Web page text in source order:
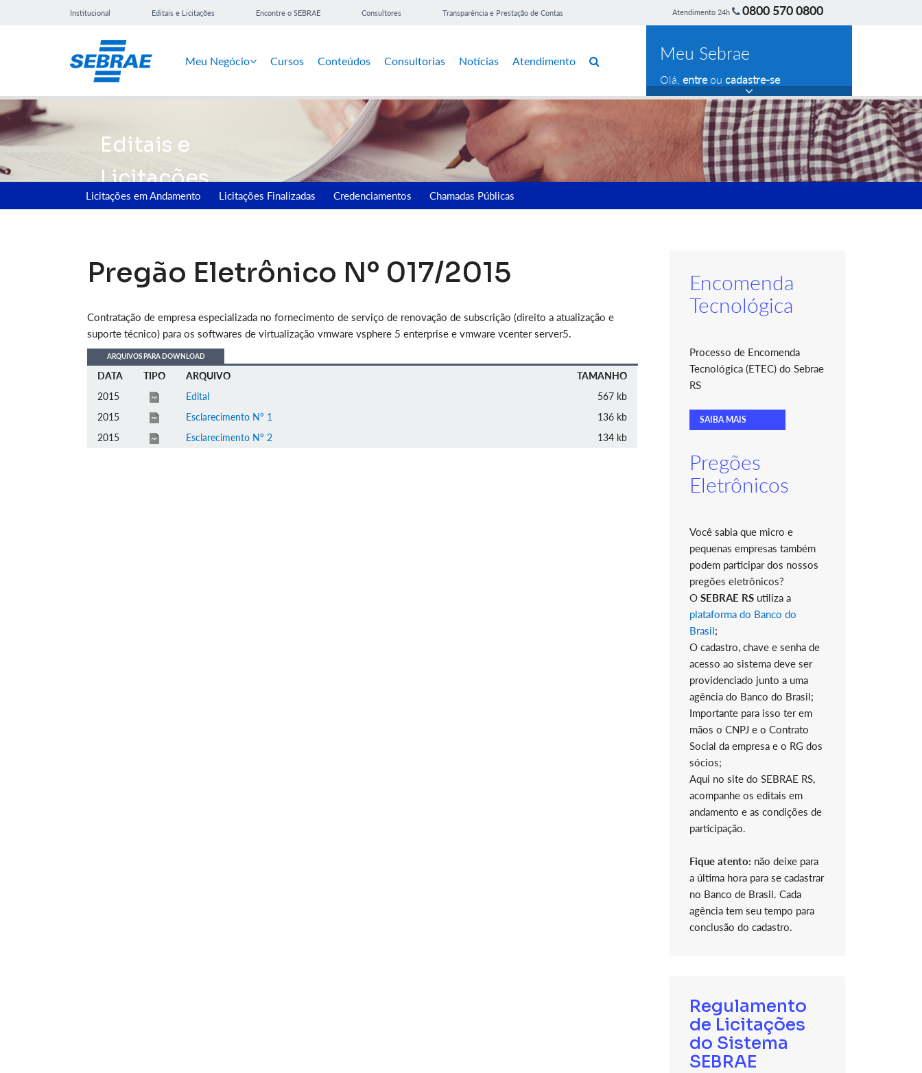
Institucional Editais e Licitações Encontre o SEBRAE Consultores Transparência e Prestação de Contas Atendimento 24h 0800 570 0800
Meu Negócio Cursos Conteúdos Consultorias Notícias Atendimento Meu Sebrae
Olá, entreou cadastre-se
Editais e
Licitações
Licitações em Andamento Licitações Finalizadas Credenciamentos Chamadas Públicas
Pregão Eletrônico Nº 017/2015
Contratação de empresa especializada no fornecimento de serviço de renovação de subscrição (direito a atualização e
suporte técnico) para os softwares de virtualização vmware vsphere 5 enterprise e vmware vcenter server5.
ARQUIVOS PARA DOWNLOAD
DATA TIPO ARQUIVO
TAMANHO
2015
Edital
567 kb
2015
Esclarecimento Nº 1
136 kb
2015
Esclarecimento Nº 2 134 kb
Encomenda
Tecnológica
Processo de Encomenda
Tecnológica (ETEC) do Sebrae
RS
SAIBA MAIS
Pregões
Eletrônicos
Você sabia que micro e
pequenas empresas também
podem participar dos nossos
pregões eletrônicos?
O SEBRAE RSutiliza a
plataforma do Banco do
Brasil;
O cadastro, chave e senha de
acesso ao sistema deve ser
providenciado junto a uma
agência do Banco do Brasil;
Importante para isso ter em
mãos o CNPJ e o Contrato
Social da empresa e o RG dos
sócios;
Aqui no site do SEBRAE RS,
acompanhe os editais em
andamento e as condições de
participação.
Fique atento: não deixe para
a última hora para se cadastrar
no Banco de Brasil. Cada
agência tem seu tempo para
conclusão do cadastro.
Regulamento
de Licitações
do Sistema
SEBRAE